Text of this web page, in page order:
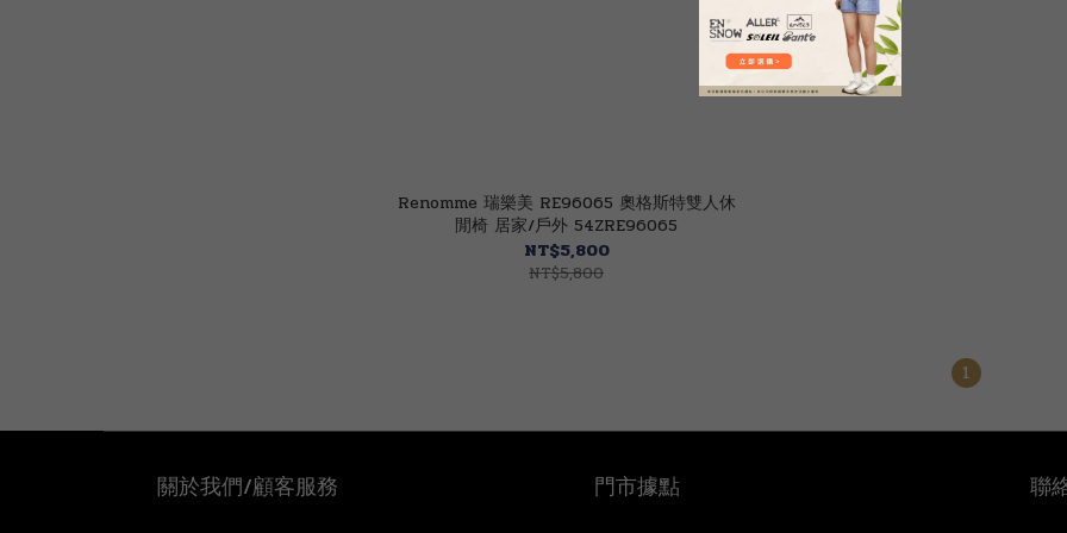
Renomme 瑞樂美 RE96065 奧格斯特雙人休
閒椅 居家/戶外 54ZRE96065
NT$5,800
NT$5,800
1
關於我們/顧客服務 門市據點 聯